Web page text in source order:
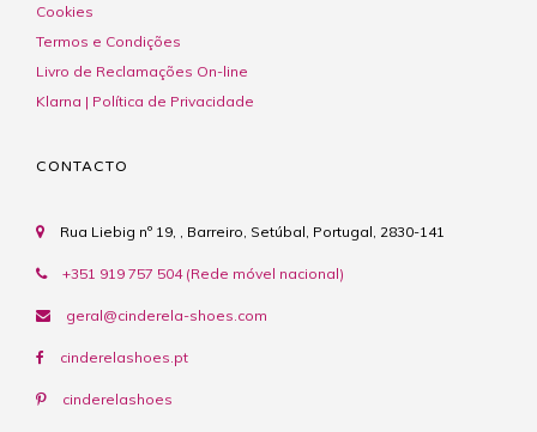
Cookies
Termos e Condições
Livro de Reclamações On-line
Klarna | Política de Privacidade
CONTACTO
Rua Liebig nº 19, , Barreiro, Setúbal, Portugal, 2830-141
+351 919 757 504 (Rede móvel nacional)
geral@cinderela-shoes.com
cinderelashoes.pt
cinderelashoes